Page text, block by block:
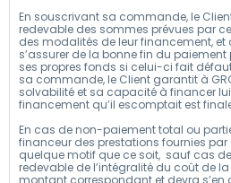
En souscrivant sa commande, le
redevable des sommes prévues par
des modalités de leur financement, et
s’assurer de la bonne fin du
ses propres fonds si celui-ci fait
sa commande, le Client garantit à
solvabilité et sa capacité à financer
financement qu’il escomptait est
En cas de non-paiement total ou
financeur des prestations fournies par
quelque motif que ce soit, sauf cas
redevable de l’intégralité du coût de